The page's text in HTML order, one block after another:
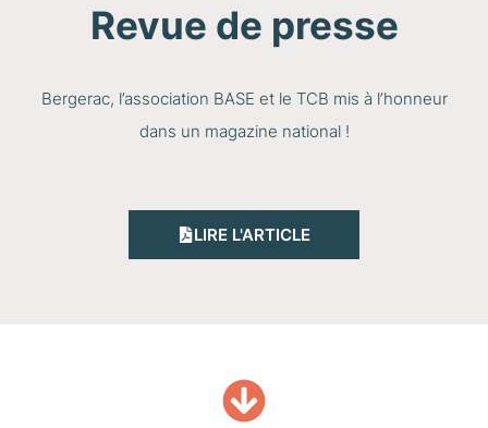
Revue de presse
Bergerac, l’association BASE et le TCB mis à l’honneur
dans un magazine national !
LIRE L'ARTICLE